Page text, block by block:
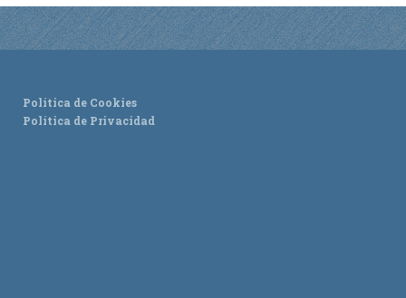
Política de Cookies
Política de Privacidad